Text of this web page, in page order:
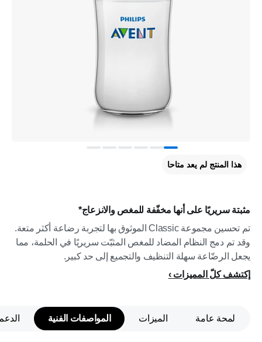
مثبتة سريريًا على أنها مخفّفة للمغص والانزعاج*
تم تحسين مجموعة Classic الموثوق بها لتجربة رضاعة أكثر متعة.
وقد تم دمج النظام المضاد للمغص المثبّت سريريًا في الحلمة، مما
يجعل الرضّاعة سهلة التنظيف والتجميع إلى حد كبير.
إكتشف كلّ المميزات
هذا المنتج لم يعد متاحا
لمحة عامة الميزات المواصفات الفنية